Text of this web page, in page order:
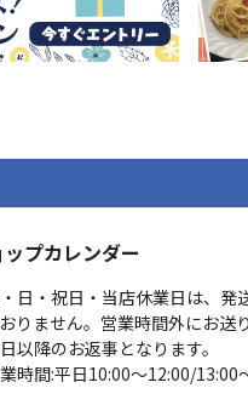
プカレンダー
日・祝日・当店休業日は、発
りません。営業時間外にお送
以降のお返事となります。
業時間:平日10:00～12:00/13:00